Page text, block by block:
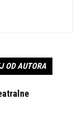
OD AUTORA